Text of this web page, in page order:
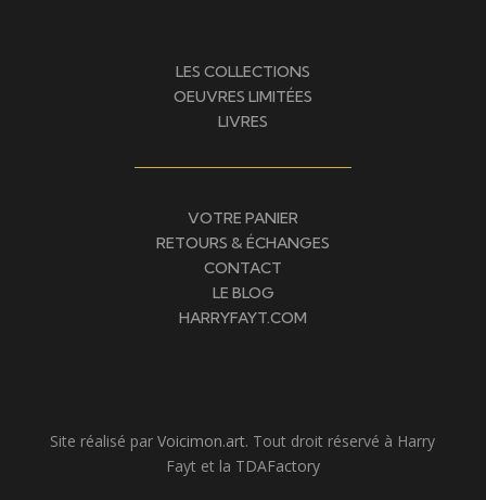
LES COLLECTIONS
OEUVRES LIMITÉES
LIVRES
VOTRE PANIER
RETOURS & ÉCHANGES
CONTACT
LE BLOG
HARRYFAYT.COM
Site réalisé parVoicimon.art. Tout droit réservé à Harry
Fayt et la TDAFactory